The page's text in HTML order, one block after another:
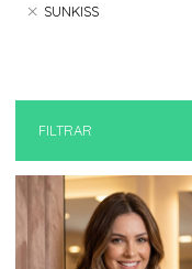
SUNKISS
FILTRAR